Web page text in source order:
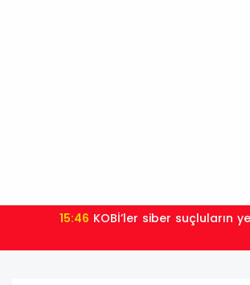
15:46 KOBİ’ler siber suçluların